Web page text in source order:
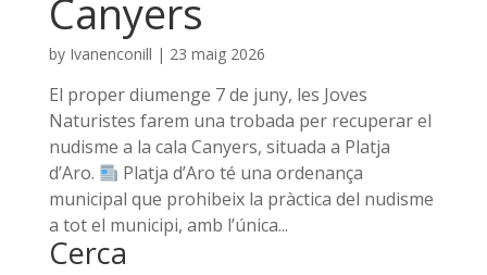
Canyers
by Ivanenconill | 23 maig 2026
El proper diumenge 7 de juny, les Joves
Naturistes farem una trobada per recuperar el
nudisme a la cala Canyers, situada a Platja
d’Aro.
Platja d’Aro té una ordenança
municipal que prohibeix la pràctica del nudisme
a tot el municipi, amb l’única...
Cerca